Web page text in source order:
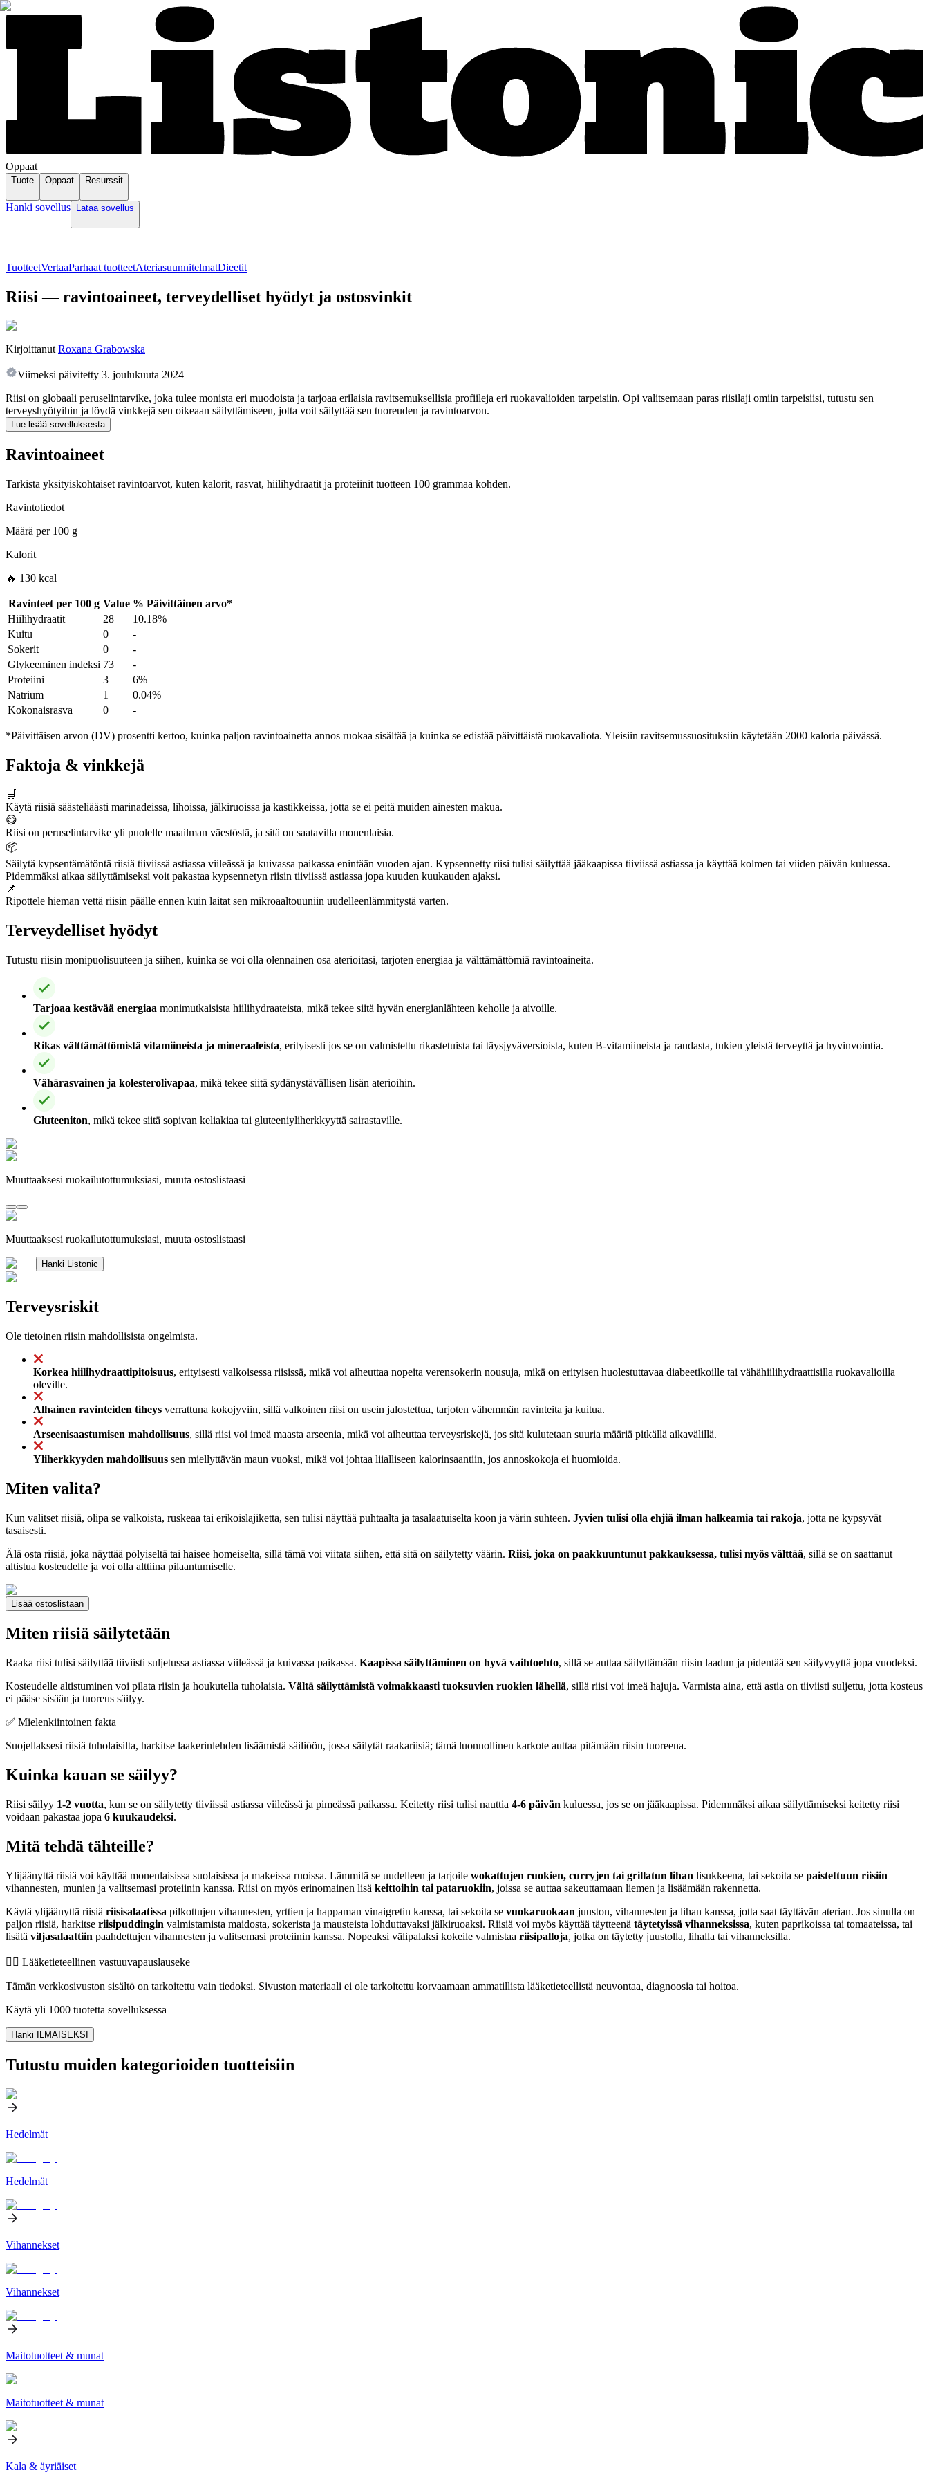
Oppaat
Tuote Oppaat Resurssit
Hanki sovellus Lataa sovellus
TuotteetVertaaParhaat tuotteetAteriasuunnitelmatDieetit
Riisi — ravintoaineet, terveydelliset hyödyt ja ostosvinkit
Kirjoittanut Roxana Grabowska
Viimeksi päivitetty 3. joulukuuta 2024
Riisi on globaali peruselintarvike, joka tulee monista eri muodoista ja tarjoaa erilaisia ravitsemuksellisia profiileja eri ruokavalioiden tarpeisiin. Opi valitsemaan paras riisilaji omiin tarpeisiisi, tutustu sen
terveyshyötyihin ja löydä vinkkejä sen oikeaan säilyttämiseen, jotta voit säilyttää sen tuoreuden ja ravintoarvon.
Lue lisää sovelluksesta
Ravintoaineet
Tarkista yksityiskohtaiset ravintoarvot, kuten kalorit, rasvat, hiilihydraatit ja proteiinit tuotteen 100 grammaa kohden.
Ravintotiedot
Määrä per100 g
Kalorit
🔥 130 kcal
Ravinteet per 100 g Value % Päivittäinen arvo*
Hiilihydraatit
28
10.18%
Kuitu
0
-
Sokerit
0
-
Glykeeminen indeksi 73
-
Proteiini
3
6%
Natrium
1
0.04%
Kokonaisrasva
0 -
*Päivittäisen arvon (DV) prosentti kertoo, kuinka paljon ravintoainetta annos ruokaa sisältää ja kuinka se edistää päivittäistä ruokavaliota. Yleisiin ravitsemussuosituksiin käytetään 2000 kaloria päivässä.
Faktoja & vinkkejä
🛒
Käytä riisiä säästeliäästi marinadeissa, lihoissa, jälkiruoissa ja kastikkeissa, jotta se ei peitä muiden ainesten makua.
😋
Riisi on peruselintarvike yli puolelle maailman väestöstä, ja sitä on saatavilla monenlaisia.
📦
Säilytä kypsentämätöntä riisiä tiiviissä astiassa viileässä ja kuivassa paikassa enintään vuoden ajan. Kypsennetty riisi tulisi säilyttää jääkaapissa tiiviissä astiassa ja käyttää kolmen tai viiden päivän kuluessa.
Pidemmäksi aikaa säilyttämiseksi voit pakastaa kypsennetyn riisin tiiviissä astiassa jopa kuuden kuukauden ajaksi.
📌
Ripottele hieman vettä riisin päälle ennen kuin laitat sen mikroaaltouuniin uudelleenlämmitystä varten.
Terveydelliset hyödyt
Tutustu riisin monipuolisuuteen ja siihen, kuinka se voi olla olennainen osa aterioitasi, tarjoten energiaa ja välttämättömiä ravintoaineita.
Tarjoaa kestävää energiaa monimutkaisista hiilihydraateista, mikä tekee siitä hyvän energianlähteen keholle ja aivoille.
Rikas välttämättömistä vitamiineista ja mineraaleista, erityisesti jos se on valmistettu rikastetuista tai täysjyväversioista, kuten B-vitamiineista ja raudasta, tukien yleistä terveyttä ja hyvinvointia.
Vähärasvainen ja kolesterolivapaa, mikä tekee siitä sydänystävällisen lisän aterioihin.
Gluteeniton, mikä tekee siitä sopivan keliakiaa tai gluteeniyliherkkyyttä sairastaville.
Muuttaaksesi ruokailutottumuksiasi, muuta ostoslistaasi
Muuttaaksesi ruokailutottumuksiasi, muuta ostoslistaasi
Hanki Listonic
Terveysriskit
Ole tietoinen riisin mahdollisista ongelmista.
Korkea hiilihydraattipitoisuus, erityisesti valkoisessa riisissä, mikä voi aiheuttaa nopeita verensokerin nousuja, mikä on erityisen huolestuttavaa diabeetikoille tai vähähiilihydraattisilla ruokavalioilla
oleville.
Alhainen ravinteiden tiheys verrattuna kokojyviin, sillä valkoinen riisi on usein jalostettua, tarjoten vähemmän ravinteita ja kuitua.
Arseenisaastumisen mahdollisuus, sillä riisi voi imeä maasta arseenia, mikä voi aiheuttaa terveysriskejä, jos sitä kulutetaan suuria määriä pitkällä aikavälillä.
Yliherkkyyden mahdollisuus sen miellyttävän maun vuoksi, mikä voi johtaa liialliseen kalorinsaantiin, jos annoskokoja ei huomioida.
Miten valita?
Kun valitset riisiä, olipa se valkoista, ruskeaa tai erikoislajiketta, sen tulisi näyttää puhtaalta ja tasalaatuiselta koon ja värin suhteen. Jyvien tulisi olla ehjiä ilman halkeamia tai rakoja, jotta ne kypsyvät
tasaisesti.
Älä osta riisiä, joka näyttää pölyiseltä tai haisee homeiselta, sillä tämä voi viitata siihen, että sitä on säilytetty väärin. Riisi, joka on paakkuuntunut pakkauksessa, tulisi myös välttää, sillä se on saattanut
altistua kosteudelle ja voi olla alttiina pilaantumiselle.
Lisää ostoslistaan
Miten riisiä säilytetään
Raaka riisi tulisi säilyttää tiiviisti suljetussa astiassa viileässä ja kuivassa paikassa. Kaapissa säilyttäminen on hyvä vaihtoehto, sillä se auttaa säilyttämään riisin laadun ja pidentää sen säilyvyyttä jopa vuodeksi.
Kosteudelle altistuminen voi pilata riisin ja houkutella tuholaisia. Vältä säilyttämistä voimakkaasti tuoksuvien ruokien lähellä, sillä riisi voi imeä hajuja. Varmista aina, että astia on tiiviisti suljettu, jotta kosteus
ei pääse sisään ja tuoreus säilyy.
✅ Mielenkiintoinen fakta
Suojellaksesi riisiä tuholaisilta, harkitse laakerinlehden lisäämistä säiliöön, jossa säilytät raakariisiä; tämä luonnollinen karkote auttaa pitämään riisin tuoreena.
Kuinka kauan se säilyy?
Riisi säilyy 1-2 vuotta, kun se on säilytetty tiiviissä astiassa viileässä ja pimeässä paikassa. Keitetty riisi tulisi nauttia 4-6 päivän kuluessa, jos se on jääkaapissa. Pidemmäksi aikaa säilyttämiseksi keitetty riisi
voidaan pakastaa jopa 6 kuukaudeksi.
Mitä tehdä tähteille?
Ylijäänyttä riisiä voi käyttää monenlaisissa suolaisissa ja makeissa ruoissa. Lämmitä se uudelleen ja tarjoile wokattujen ruokien, curryjen tai grillatun lihan lisukkeena, tai sekoita se paistettuun riisiin
vihannesten, munien ja valitsemasi proteiinin kanssa. Riisi on myös erinomainen lisä keittoihin tai pataruokiin, joissa se auttaa sakeuttamaan liemen ja lisäämään rakennetta.
Käytä ylijäänyttä riisiä riisisalaatissa pilkottujen vihannesten, yrttien ja happaman vinaigretin kanssa, tai sekoita se vuokaruokaan juuston, vihannesten ja lihan kanssa, jotta saat täyttävän aterian. Jos sinulla on
paljon riisiä, harkitse riisipuddingin valmistamista maidosta, sokerista ja mausteista lohduttavaksi jälkiruoaksi. Riisiä voi myös käyttää täytteenä täytetyissä vihanneksissa, kuten paprikoissa tai tomaateissa, tai
lisätä viljasalaattiin paahdettujen vihannesten ja valitsemasi proteiinin kanssa. Nopeaksi välipalaksi kokeile valmistaa riisipalloja, jotka on täytetty juustolla, lihalla tai vihanneksilla.
👨‍⚕️️ Lääketieteellinen vastuuvapauslauseke
Tämän verkkosivuston sisältö on tarkoitettu vain tiedoksi. Sivuston materiaali ei ole tarkoitettu korvaamaan ammatillista lääketieteellistä neuvontaa, diagnoosia tai hoitoa.
Käytä yli 1000 tuotetta sovelluksessa
Hanki ILMAISEKSI
Tutustu muiden kategorioiden tuotteisiin
Hedelmät
Hedelmät
Vihannekset
Vihannekset
Maitotuotteet & munat
Maitotuotteet & munat
Kala & äyriäiset